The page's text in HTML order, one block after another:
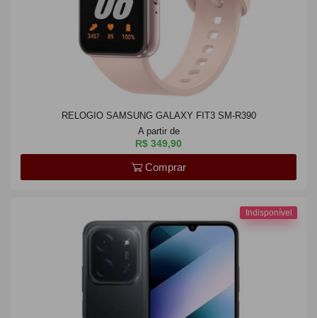
RELOGIO SAMSUNG GALAXY FIT3 SM-R390
A partir de
R$ 349,90
Comprar
Indisponível